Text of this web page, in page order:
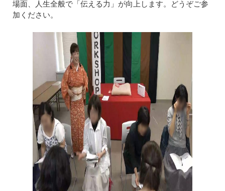
場面、人生全般で「伝える力」が向上します。どうぞご参
加ください。